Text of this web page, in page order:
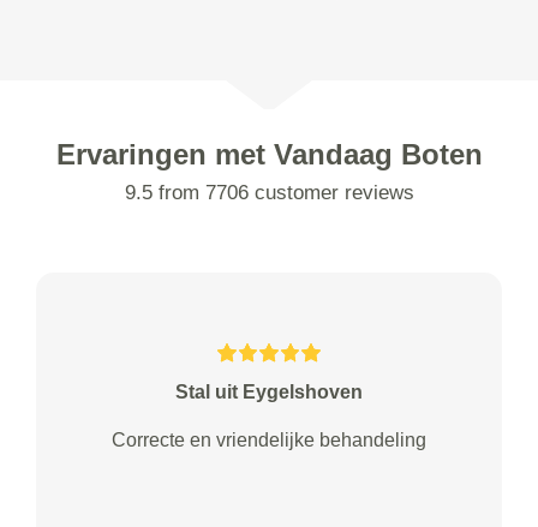
Ervaringen met Vandaag Boten
9.5 from 7706 customer reviews
Stal uit Eygelshoven
Correcte en vriendelijke behandeling